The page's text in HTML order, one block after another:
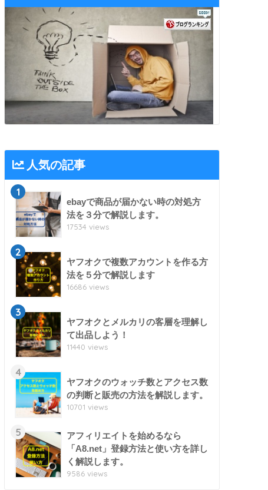
人気の記事
1
ebayで商品が届かない時の対処方
法を３分で解説します。
17534 views
2
ヤフオクで複数アカウントを作る方
法を５分で解説します
16686 views
3
ヤフオクとメルカリの客層を理解し
て出品しよう！
11440 views
4
ヤフオクのウォッチ数とアクセス数
の判断と販売の方法を解説します。
10701 views
5
アフィリエイトを始めるなら
「A8.net」登録方法と使い方を詳し
く解説します。
9586 views